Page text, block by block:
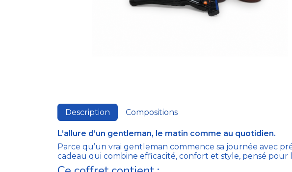
Description Compositions
L’allure d’un gentleman, le matin comme au quotidien.
Parce qu’un vrai gentleman commence sa journée avec
cadeau qui combine efficacité, confort et style, pensé pour